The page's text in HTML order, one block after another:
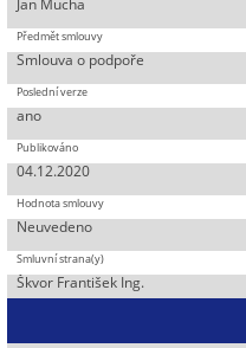
Smlouva o podpoře
ano
04.12.2020
Neuvedeno
Škvor František Ing.